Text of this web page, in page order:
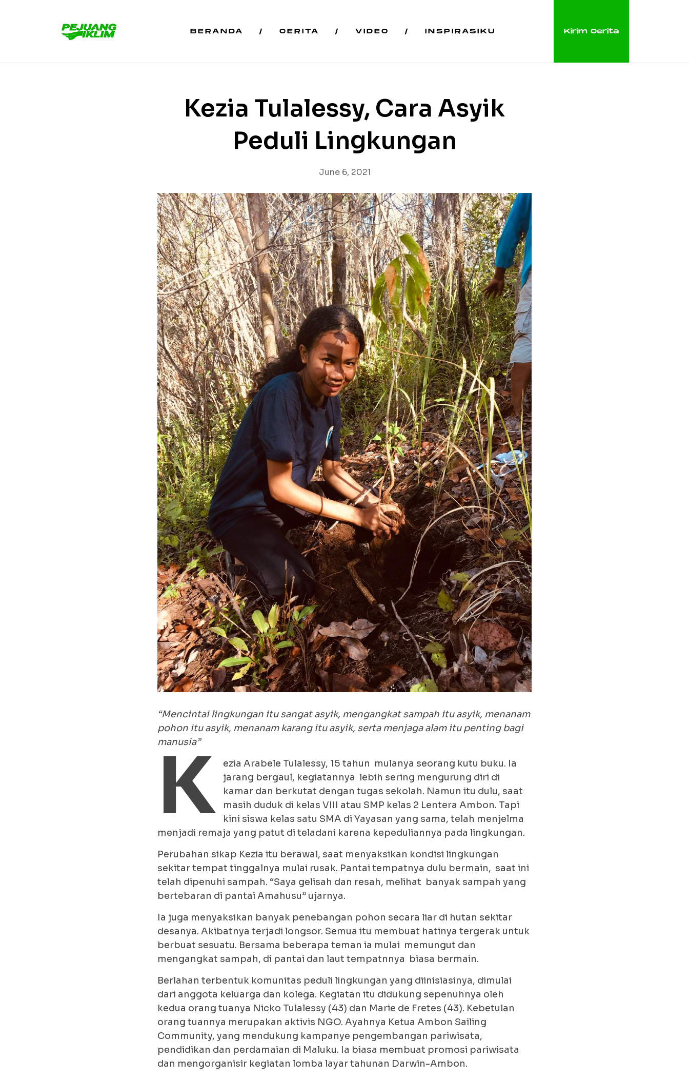
BERANDA CERITA VIDEO INSPIRASIKU Kirim Cerita
Kezia Tulalessy, Cara Asyik
Peduli Lingkungan
June 6, 2021
“Mencintai lingkungan itu sangat asyik, mengangkat sampah itu asyik, menanam
pohon itu asyik, menanam karang itu asyik, serta menjaga alam itu penting bagi
manusia”
K
ezia Arabele Tulalessy, 15 tahun mulanya seorang kutu buku. Ia
jarang bergaul, kegiatannya lebih sering mengurung diri di
kamar dan berkutat dengan tugas sekolah. Namun itu dulu, saat
masih duduk di kelas VIII atau SMP kelas 2 Lentera Ambon. Tapi
kini siswa kelas satu SMA di Yayasan yang sama, telah menjelma
menjadi remaja yang patut di teladani karena kepeduliannya pada lingkungan.
Perubahan sikap Kezia itu berawal, saat menyaksikan kondisi lingkungan
sekitar tempat tinggalnya mulai rusak. Pantai tempatnya dulu bermain, saat ini
telah dipenuhi sampah. “Saya gelisah dan resah, melihat banyak sampah yang
bertebaran di pantai Amahusu” ujarnya.
Ia juga menyaksikan banyak penebangan pohon secara liar di hutan sekitar
desanya. Akibatnya terjadi longsor. Semua itu membuat hatinya tergerak untuk
berbuat sesuatu. Bersama beberapa teman ia mulai memungut dan
mengangkat sampah, di pantai dan laut tempatnnya biasa bermain.
Berlahan terbentuk komunitas peduli lingkungan yang diinisiasinya, dimulai
dari anggota keluarga dan kolega. Kegiatan itu didukung sepenuhnya oleh
kedua orang tuanya Nicko Tulalessy (43) dan Marie de Fretes (43). Kebetulan
orang tuannya merupakan aktivis NGO. Ayahnya Ketua Ambon Sailing
Community, yang mendukung kampanye pengembangan pariwisata,
pendidikan dan perdamaian di Maluku. Ia biasa membuat promosi pariwisata
dan mengorganisir kegiatan lomba layar tahunan Darwin-Ambon.